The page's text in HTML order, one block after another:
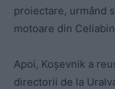
proiectare, urmând
motoare din
Apoi, Koșevnik a
directorii de la